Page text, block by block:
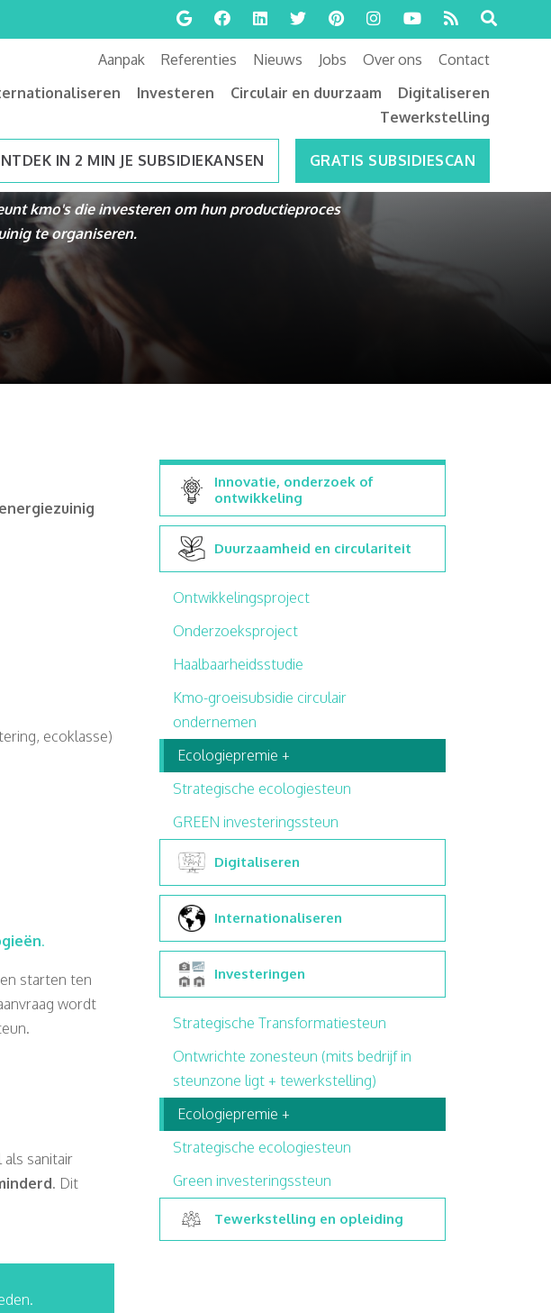
Aanpak Referenties Nieuws Jobs Over ons
Contact
Investeren Circulair en duurzaam
Digitaliseren
Tewerkstelling
IN 2 MIN JE SUBSIDIEKANSEN GRATIS SUBSIDIESCAN
kmo's die investeren om hun productieproces
te organiseren.
ecoklasse)
.
starten ten
wordt
sanitair
. Dit
Innovatie, onderzoek of
ontwikkeling
Duurzaamheid en circulariteit
Ontwikkelingsproject
Onderzoeksproject
Haalbaarheidsstudie
Kmo-groeisubsidie circulair
ondernemen
Ecologiepremie +
Strategische ecologiesteun
GREEN investeringssteun
Digitaliseren
Internationaliseren
Investeringen
Strategische Transformatiesteun
Ontwrichte zonesteun (mits bedrijf in
steunzone ligt + tewerkstelling)
Ecologiepremie +
Strategische ecologiesteun
Green investeringssteun
Tewerkstelling en opleiding